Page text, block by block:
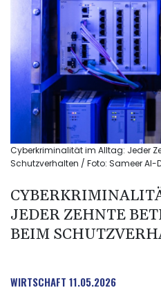
Cyberkriminalität im Alltag: Jeder
Schutzverhalten / Foto: Sameer Al-
JEDER ZEHNTE
BEIM
WIRTSCHAFT 11.05.2026